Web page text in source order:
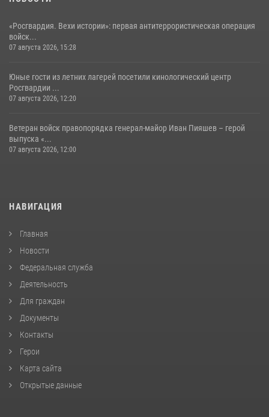
«Росгвардия. Вехи истории»: первая антитеррористическая операция
войск...
07 августа 2026, 15:28
Юные гости из летних лагерей посетили кинологический центр
Росгвардии ...
07 августа 2026, 12:20
Ветеран войск правопорядка генерал-майор Иван Пияшев – герой
выпуска «...
07 августа 2026, 12:00
НАВИГАЦИЯ
Главная
Новости
Федеральная служба
Деятельность
Для граждан
Документы
Контакты
Герои
Карта сайта
Открытые данные